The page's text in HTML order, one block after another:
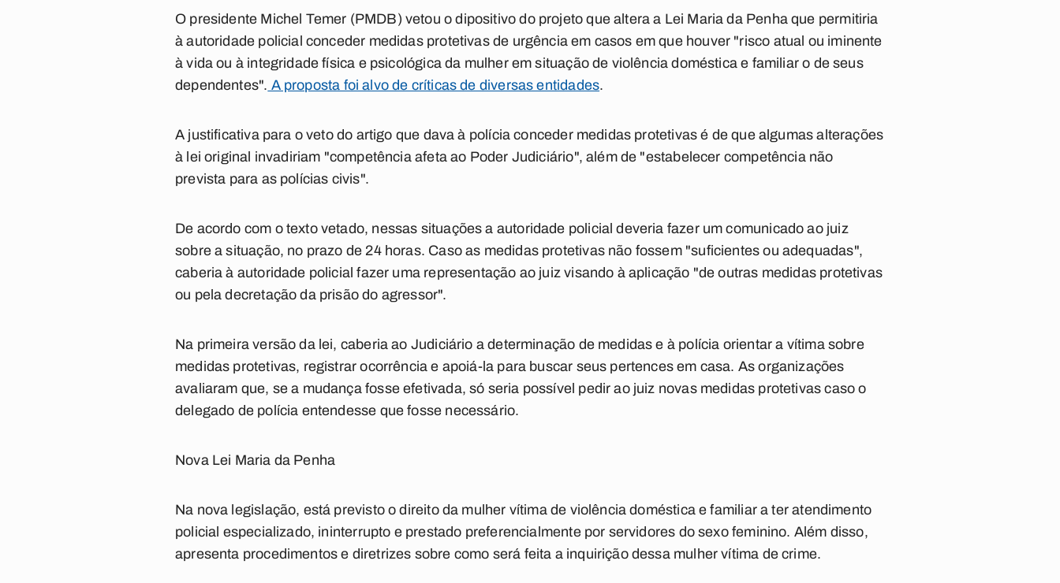
O presidente Michel Temer (PMDB) vetou o dipositivo do projeto que altera a Lei Maria da Penha que permitiria
à autoridade policial conceder medidas protetivas de urgência em casos em que houver "risco atual ou iminente
à vida ou à integridade física e psicológica da mulher em situação de violência doméstica e familiar o de seus
dependentes". A proposta foi alvo de críticas de diversas entidades.
A justificativa para o veto do artigo que dava à polícia conceder medidas protetivas é de que algumas alterações
à lei original invadiriam "competência afeta ao Poder Judiciário", além de "estabelecer competência não
prevista para as polícias civis".
De acordo com o texto vetado, nessas situações a autoridade policial deveria fazer um comunicado ao juiz
sobre a situação, no prazo de 24 horas. Caso as medidas protetivas não fossem "suficientes ou adequadas",
caberia à autoridade policial fazer uma representação ao juiz visando à aplicação "de outras medidas protetivas
ou pela decretação da prisão do agressor".
Na primeira versão da lei, caberia ao Judiciário a determinação de medidas e à polícia orientar a vítima sobre
medidas protetivas, registrar ocorrência e apoiá-la para buscar seus pertences em casa. As organizações
avaliaram que, se a mudança fosse efetivada, só seria possível pedir ao juiz novas medidas protetivas caso o
delegado de polícia entendesse que fosse necessário.
Nova Lei Maria da Penha
Na nova legislação, está previsto o direito da mulher vítima de violência doméstica e familiar a ter atendimento
policial especializado, ininterrupto e prestado preferencialmente por servidores do sexo feminino. Além disso,
apresenta procedimentos e diretrizes sobre como será feita a inquirição dessa mulher vítima de crime.